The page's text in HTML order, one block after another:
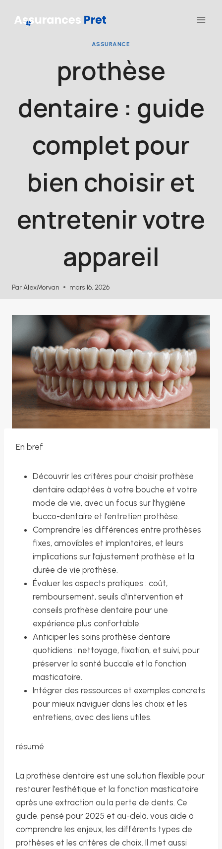
ASSURANCE
prothèse
dentaire : guide
complet pour
bien choisir et
entretenir votre
appareil
Par AlexMorvan mars 16, 2026
En bref
Découvrir les critères pour choisir prothèse
dentaire adaptées à votre bouche et votre
mode de vie, avec un focus sur l’hygiène
bucco-dentaire et l’entretien prothèse.
Comprendre les différences entre prothèses
fixes, amovibles et implantaires, et leurs
implications sur l’ajustement prothèse et la
durée de vie prothèse.
Évaluer les aspects pratiques : coût,
remboursement, seuils d’intervention et
conseils prothèse dentaire pour une
expérience plus confortable.
Anticiper les soins prothèse dentaire
quotidiens : nettoyage, fixation, et suivi, pour
préserver la santé buccale et la fonction
masticatoire.
Intégrer des ressources et exemples concrets
pour mieux naviguer dans les choix et les
entretiens, avec des liens utiles.
résumé
La prothèse dentaire est une solution flexible pour
restaurer l’esthétique et la fonction masticatoire
après une extraction ou la perte de dents. Ce
guide, pensé pour 2025 et au-delà, vous aide à
comprendre les enjeux, les différents types de
prothèses et les critères de choix. Il met aussi